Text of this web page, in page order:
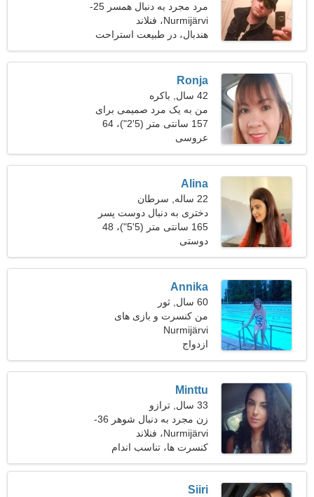
مرد مجرد به دنبال همسر 25-
34
Nurmijärvi، فنلاند
هندبال، در طبیعت استراحت
کنید
Ronja
42 سال, باکره
من به یک مرد صمیمی برای
رقصیدن نیاز دارم
157 سانتی متر (5'2")، 64
کیلوگرم (141 پوند)
عروسی
Alina
22 ساله, سرطان
دختری به دنبال دوست پسر
165 سانتی متر (5'5")، 48
کیلوگرم (105 پوند)
دوستی
Annika
60 سال, ثور
من کنسرت و بازی های
ویدیویی را ترجیح می دهم
Nurmijärvi
ازدواج
Minttu
33 سال, ترازو
زن مجرد به دنبال شوهر 36-
41
Nurmijärvi، فنلاند
کنسرت ها، تناسب اندام
Siiri